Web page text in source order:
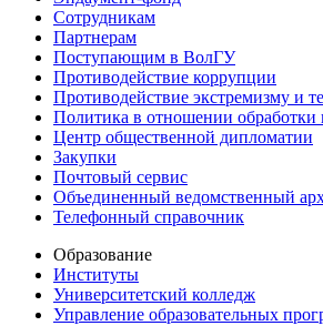
Сотрудникам
Партнерам
Поступающим в ВолГУ
Противодействие коррупции
Противодействие экстремизму и
Политика в отношении
Центр общественной дипломатии
Закупки
Почтовый сервис
Объединенный ведомственный
Телефонный справочник
Образование
Институты
Университетский колледж
Управление образовательных